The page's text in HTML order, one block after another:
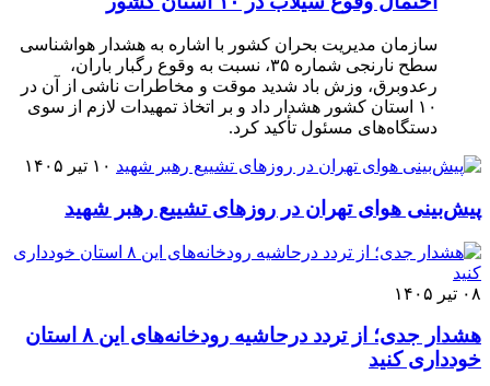
سازمان مدیریت بحران کشور با اشاره به هشدار هواشناسی
سطح نارنجی شماره ۳۵، نسبت به وقوع رگبار باران،
رعدوبرق، وزش باد شدید موقت و مخاطرات ناشی از آن در
۱۰ استان کشور هشدار داد و بر اتخاذ تمهیدات لازم از سوی
دستگاه‌های مسئول تأکید کرد.
۱۰ تیر ۱۴۰۵
پیش‌بینی هوای تهران در روزهای تشییع رهبر شهید
۰۸ تیر ۱۴۰۵
هشدار جدی؛ از تردد درحاشیه رودخانه‌های این ۸ استان
خودداری کنید